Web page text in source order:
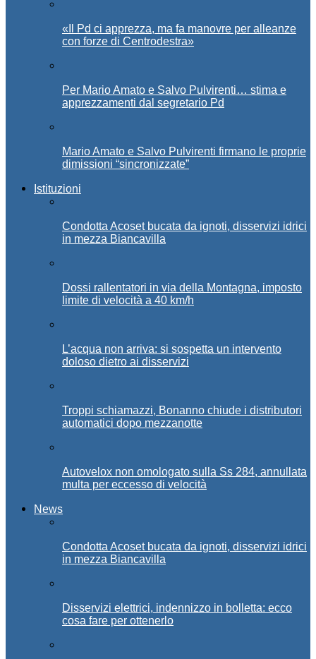
«Il Pd ci apprezza, ma fa manovre per alleanze
con forze di Centrodestra»
Per Mario Amato e Salvo Pulvirenti… stima e
apprezzamenti dal segretario Pd
Mario Amato e Salvo Pulvirenti firmano le proprie
dimissioni “sincronizzate”
Istituzioni
Condotta Acoset bucata da ignoti, disservizi idrici
in mezza Biancavilla
Dossi rallentatori in via della Montagna, imposto
limite di velocità a 40 km/h
L’acqua non arriva: si sospetta un intervento
doloso dietro ai disservizi
Troppi schiamazzi, Bonanno chiude i distributori
automatici dopo mezzanotte
Autovelox non omologato sulla Ss 284, annullata
multa per eccesso di velocità
News
Condotta Acoset bucata da ignoti, disservizi idrici
in mezza Biancavilla
Disservizi elettrici, indennizzo in bolletta: ecco
cosa fare per ottenerlo